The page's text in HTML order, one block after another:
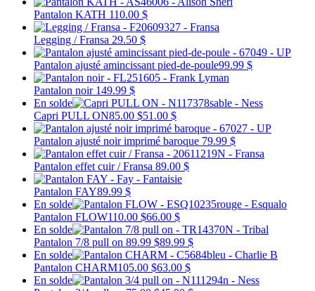
Pantalon KATH 110.00 $
Legging / Fransa 29.50 $
Pantalon ajusté amincissant pied-de-poule99.99 $
Pantalon noir 149.99 $
En solde
Capri PULL ON85.00 $51.00 $
Pantalon ajusté noir imprimé baroque 79.99 $
Pantalon effet cuir / Fransa 89.00 $
Pantalon FAY89.99 $
En solde
Pantalon FLOW110.00 $66.00 $
En solde
Pantalon 7/8 pull on 89.99 $89.99 $
En solde
Pantalon CHARM105.00 $63.00 $
En solde